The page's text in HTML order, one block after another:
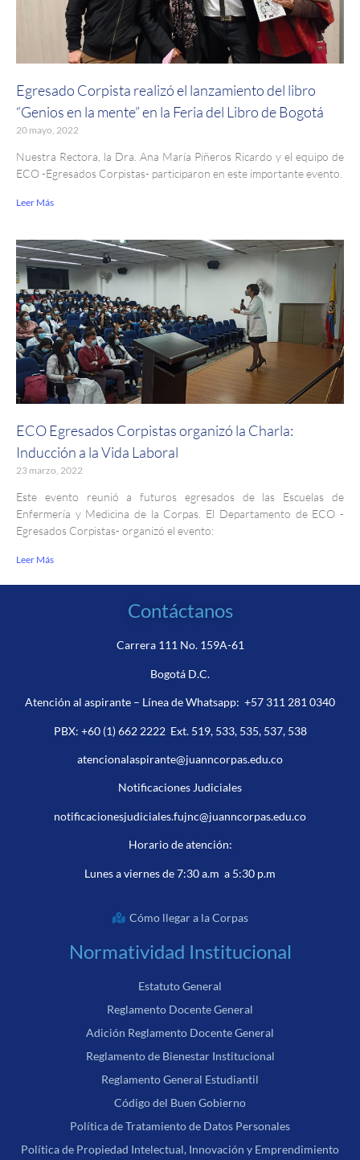
Egresado Corpista realizó el lanzamiento del libro
“Genios en la mente” en la Feria del Libro de Bogotá
20 mayo, 2022
Nuestra Rectora, la Dra. Ana María Piñeros Ricardo y el equipo de
ECO -Egresados Corpistas- participaron en este importante evento.
Leer Más
ECO Egresados Corpistas organizó la Charla:
Inducción a la Vida Laboral
23 marzo, 2022
Este evento reunió a futuros egresados de las Escuelas de
Enfermería y Medicina de la Corpas. El Departamento de ECO -
Egresados Corpistas- organizó el evento:
Leer Más
Contáctanos
Carrera 111 No. 159A-61
Bogotá D.C.
Atención al aspirante – Línea de Whatsapp: +57 311 281 0340
PBX: +60 (1) 662 2222Ext. 519, 533, 535, 537, 538
atencionalaspirante@juanncorpas.edu.co
Notificaciones Judiciales
notificacionesjudiciales.fujnc@juanncorpas.edu.co
Horario de atención:
Lunes a viernes de 7:30 a.m a 5:30 p.m
Cómo llegar a la Corpas
Normatividad Institucional
Estatuto General
Reglamento Docente General
Adición Reglamento Docente General
Reglamento de Bienestar Institucional
Reglamento General Estudiantil
Código del Buen Gobierno
Política de Tratamiento de Datos Personales
Política de Propiedad Intelectual, Innovación y Emprendimiento